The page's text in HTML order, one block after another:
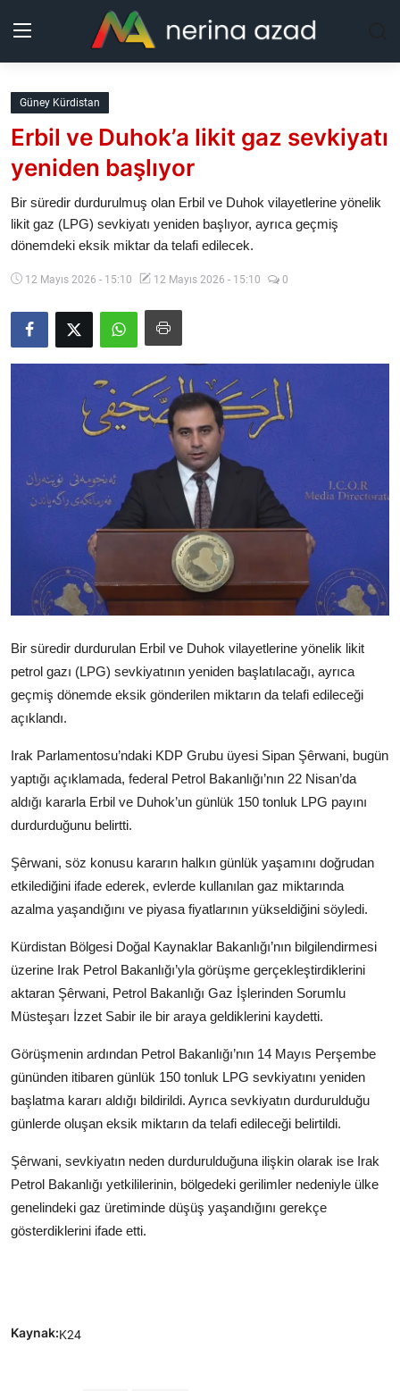
Kurdistan
Bölgeler
Güncel
Analiz
Makaleler
Galeri
Arşiv
Türkçe
Güney Kürdistan
Erbil ve Duhok’a likit gaz sevkiyatı
yeniden başlıyor
Bir süredir durdurulmuş olan Erbil ve Duhok vilayetlerine yönelik
likit gaz (LPG) sevkiyatı yeniden başlıyor, ayrıca geçmiş
dönemdeki eksik miktar da telafi edilecek.
12 Mayıs 2026 - 15:10 12 Mayıs 2026 - 15:10 0
Bir süredir durdurulan Erbil ve Duhok vilayetlerine yönelik likit
petrol gazı (LPG) sevkiyatının yeniden başlatılacağı, ayrıca
geçmiş dönemde eksik gönderilen miktarın da telafi edileceği
açıklandı.
Irak Parlamentosu’ndaki KDP Grubu üyesi Sipan Şêrwani, bugün
yaptığı açıklamada, federal Petrol Bakanlığı’nın 22 Nisan’da
aldığı kararla Erbil ve Duhok’un günlük 150 tonluk LPG payını
durdurduğunu belirtti.
Şêrwani, söz konusu kararın halkın günlük yaşamını doğrudan
etkilediğini ifade ederek, evlerde kullanılan gaz miktarında
azalma yaşandığını ve piyasa fiyatlarının yükseldiğini söyledi.
Kürdistan Bölgesi Doğal Kaynaklar Bakanlığı’nın bilgilendirmesi
üzerine Irak Petrol Bakanlığı’yla görüşme gerçekleştirdiklerini
aktaran Şêrwani, Petrol Bakanlığı Gaz İşlerinden Sorumlu
Müsteşarı İzzet Sabir ile bir araya geldiklerini kaydetti.
Görüşmenin ardından Petrol Bakanlığı’nın 14 Mayıs Perşembe
gününden itibaren günlük 150 tonluk LPG sevkiyatını yeniden
başlatma kararı aldığı bildirildi. Ayrıca sevkiyatın durdurulduğu
günlerde oluşan eksik miktarın da telafi edileceği belirtildi.
Şêrwani, sevkiyatın neden durdurulduğuna ilişkin olarak ise Irak
Petrol Bakanlığı yetkililerinin, bölgedeki gerilimler nedeniyle ülke
genelindeki gaz üretiminde düşüş yaşandığını gerekçe
gösterdiklerini ifade etti.
Kaynak:K24